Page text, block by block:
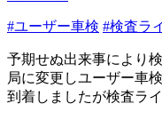
#ユーザー車検 #検査ラ
予期せぬ出来事により
局に変更しユーザー車
到着しましたが検査ラ